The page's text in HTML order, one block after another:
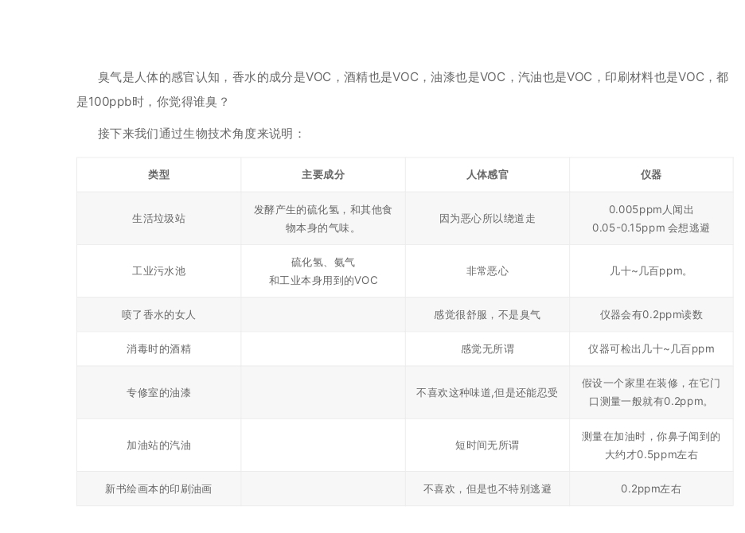
臭气是人体的感官认知，香水的成分是VOC，酒精也是VOC，油漆也是VOC，汽油也是VOC，印刷材料也是VOC，都
是100ppb时，你觉得谁臭？
接下来我们通过生物技术角度来说明：
类型 主要成分 人体感官 仪器
生活垃圾站
发酵产生的硫化氢，和其他食
物本身的气味。
因为恶心所以绕道走
0.005ppm人闻出
0.05-0.15ppm 会想逃避
工业污水池
硫化氢、氨气
和工业本身用到的VOC
非常恶心 几十~几百ppm。
喷了香水的女人 感觉很舒服，不是臭气 仪器会有0.2ppm读数
消毒时的酒精 感觉无所谓 仪器可检出几十~几百ppm
专修室的油漆 不喜欢这种味道,但是还能忍受
假设一个家里在装修，在它门
口测量一般就有0.2ppm。
加油站的汽油 短时间无所谓
测量在加油时，你鼻子闻到的
大约才0.5ppm左右
新书绘画本的印刷油画 不喜欢，但是也不特别逃避 0.2ppm左右